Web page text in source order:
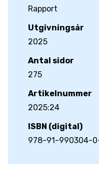
Rapport
Utgivningsår
2025
Antal sidor
275
Artikelnummer
2025:24
ISBN (digital)
978-91-990304-